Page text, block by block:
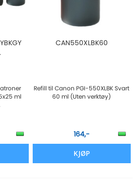
ml
CAN550XLBK60
Refill til Canon PGI-550XLBK Svart
60 ml (Uten verktøy)
164,-
KJØP